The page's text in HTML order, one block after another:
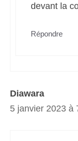
devant la
Répondre
Diawara
5 janvier 2023 à